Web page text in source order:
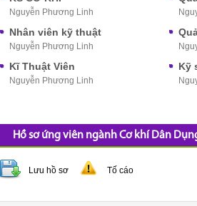
Nguyễn Phương Linh
Nhân viên kỹ thuật
Nguyễn Phương Linh
Kĩ Thuật Viên
Nguyễn Phương Linh
Kỹ
Hồ sơ ứng viên ngành Cơ khí Dân
Lưu hồ sơ Tố cáo